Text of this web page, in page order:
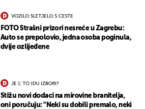
VOZILO SLETJELO S CESTE
FOTO Strašni prizori nesreće u Zagrebu:
Auto se prepolovio, jedna osoba poginula,
dvije ozlijeđene
JE L' TO IDU IZBORI?
Stižu novi dodaci na mirovine branitelja,
oni poručuju: "Neki su dobili premalo, neki